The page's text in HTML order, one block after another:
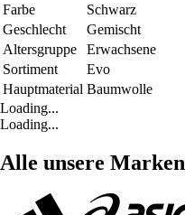
Farbe
Schwarz
Geschlecht
Gemischt
Altersgruppe
Erwachsene
Sortiment
Evo
Hauptmaterial Baumwolle
Loading...
Loading...
Alle unsere Marken